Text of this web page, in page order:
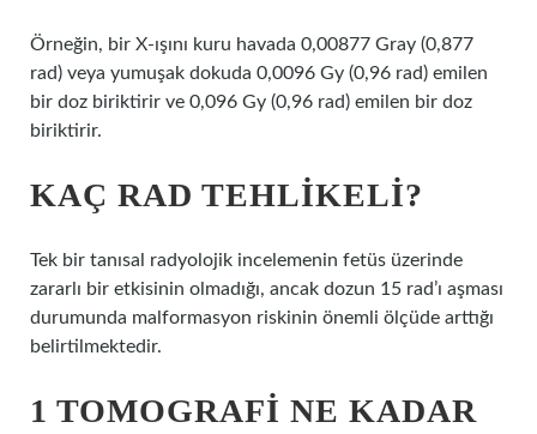
Örneğin, bir X-ışını kuru havada 0,00877 Gray (0,877
rad) veya yumuşak dokuda 0,0096 Gy (0,96 rad) emilen
bir doz biriktirir ve 0,096 Gy (0,96 rad) emilen bir doz
biriktirir.
KAÇ RAD TEHLIKELI?
Tek bir tanısal radyolojik incelemenin fetüs üzerinde
zararlı bir etkisinin olmadığı, ancak dozun 15 rad’ı aşması
durumunda malformasyon riskinin önemli ölçüde arttığı
belirtilmektedir.
1 TOMOGRAFI NE KADAR